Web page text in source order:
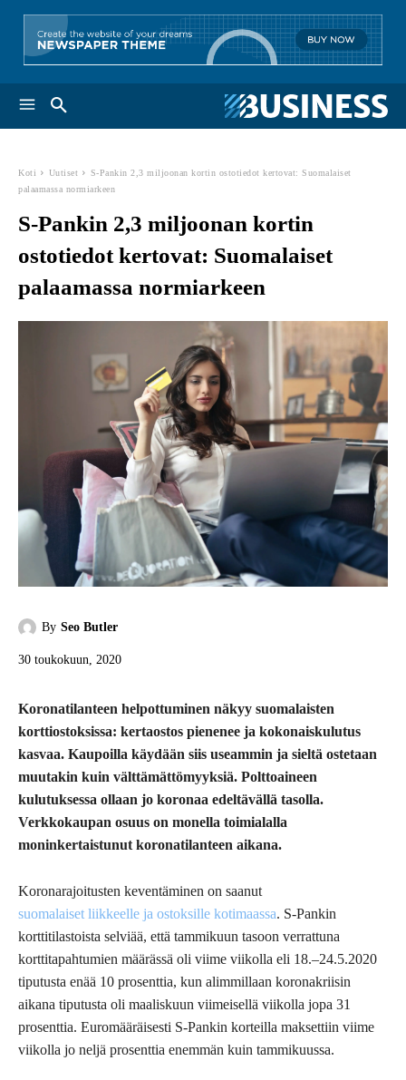
Koti Uutiset
S-Pankin 2,3 miljoonan kortin ostotiedot kertovat: Suomalaiset
palaamassa normiarkeen
S-Pankin 2,3 miljoonan kortin
ostotiedot kertovat: Suomalaiset
palaamassa normiarkeen
By Seo Butler
30 toukokuun, 2020
Koronatilanteen helpottuminen näkyy suomalaisten
korttiostoksissa: kertaostos pienenee ja kokonaiskulutus
kasvaa. Kaupoilla käydään siis useammin ja sieltä ostetaan
muutakin kuin välttämättömyyksiä. Polttoaineen
kulutuksessa ollaan jo koronaa edeltävällä tasolla.
Verkkokaupan osuus on monella toimialalla
moninkertaistunut koronatilanteen aikana.
Koronarajoitusten keventäminen on saanut
suomalaiset liikkeelle ja ostoksille kotimaassa. S-Pankin
korttitilastoista selviää, että tammikuun tasoon verrattuna
korttitapahtumien määrässä oli viime viikolla eli 18.–24.5.2020
tiputusta enää 10 prosenttia, kun alimmillaan koronakriisin
aikana tiputusta oli maaliskuun viimeisellä viikolla jopa 31
prosenttia. Euromääräisesti S-Pankin korteilla maksettiin viime
viikolla jo neljä prosenttia enemmän kuin tammikuussa.